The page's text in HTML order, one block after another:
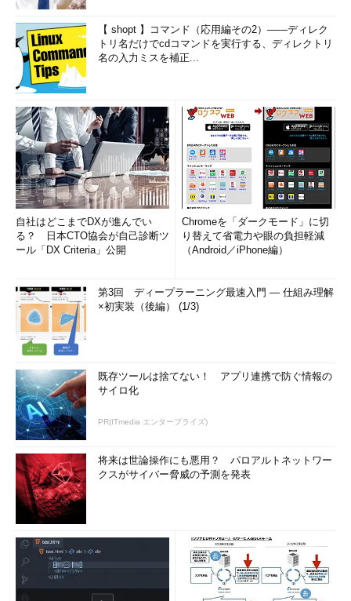
【 shopt 】コマンド（応用編その2）――ディレク
トリ名だけでcdコマンドを実行する、ディレクトリ
名の入力ミスを補正...
自社はどこまでDXが進んでい
る？ 日本CTO協会が自己診断ツ
ール「DX Criteria」公開
Chromeを「ダークモード」に切
り替えて省電力や眼の負担軽減
（Android／iPhone編）
第3回 ディープラーニング最速入門 ― 仕組み理解
×初実装（後編） (1/3)
既存ツールは捨てない！ アプリ連携で防ぐ情報の
サイロ化
PR(ITmedia エンタープライズ)
将来は世論操作にも悪用？ パロアルトネットワー
クスがサイバー脅威の予測を発表